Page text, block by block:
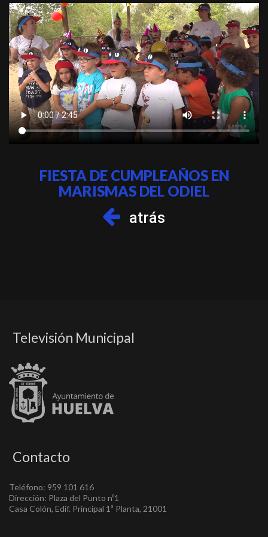
FIESTA DE CUMPLEAÑOS EN
MARISMAS DEL ODIEL
atrás
Televisión Municipal
Contacto
Teléfono: 959 101 616
Dirección: Plaza del Punto nº1
Casa Colón, Edif. Principal 1ª Planta, 21001